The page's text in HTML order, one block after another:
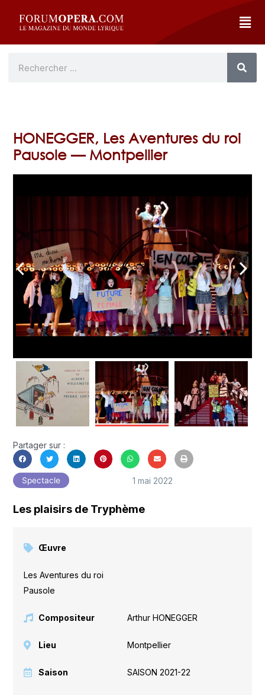
HONEGGER, Les Aventures du roi
Pausole — Montpellier
arrow_back_ios arrow_forward_ios
Partager sur :
Spectacle 1 mai 2022
Les plaisirs de Tryphème
Œuvre
Les Aventures du roi
Pausole
Compositeur Arthur HONEGGER
Lieu Montpellier
Saison SAISON 2021-22